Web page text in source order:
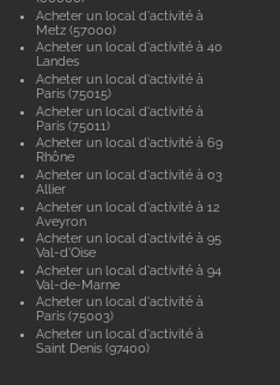
Acheter un local d'activité à
Metz (57000)
Acheter un local d'activité à 40
Landes
Acheter un local d'activité à
Paris (75015)
Acheter un local d'activité à
Paris (75011)
Acheter un local d'activité à 69
Rhône
Acheter un local d'activité à 03
Allier
Acheter un local d'activité à 12
Aveyron
Acheter un local d'activité à 95
Val-d'Oise
Acheter un local d'activité à 94
Val-de-Marne
Acheter un local d'activité à
Paris (75003)
Acheter un local d'activité à
Saint Denis (97400)